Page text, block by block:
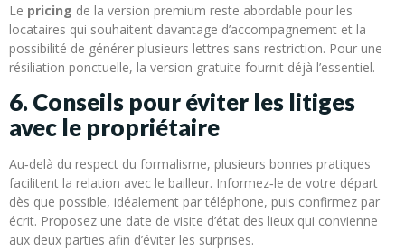
Le pricing de la version premium reste abordable pour les
locataires qui souhaitent davantage d’accompagnement et la
possibilité de générer plusieurs lettres sans restriction. Pour une
résiliation ponctuelle, la version gratuite fournit déjà l’essentiel.
6. Conseils pour éviter les litiges
avec le propriétaire
Au‑delà du respect du formalisme, plusieurs bonnes pratiques
facilitent la relation avec le bailleur. Informez‑le de votre départ
dès que possible, idéalement par téléphone, puis confirmez par
écrit. Proposez une date de visite d’état des lieux qui convienne
aux deux parties afin d’éviter les surprises.